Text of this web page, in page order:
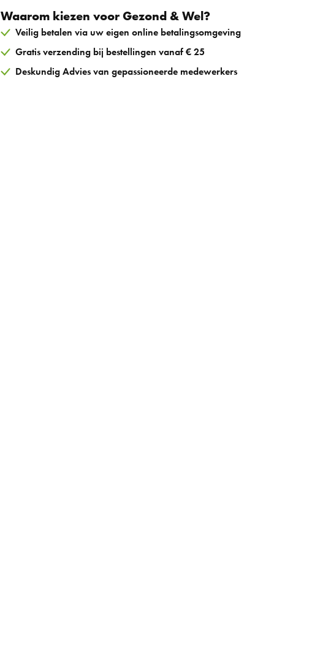
Waarom kiezen voor Gezond & Wel?
Veilig betalen via uw eigen online betalingsomgeving
Gratis verzending bij bestellingen vanaf € 25
Deskundig Advies van gepassioneerde medewerkers